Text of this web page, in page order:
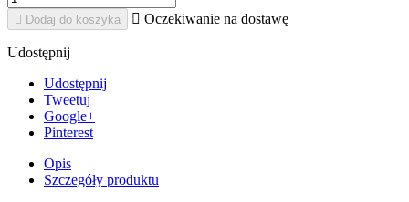
 Dodaj do koszyka  Oczekiwanie na dostawę
Udostępnij
Udostępnij
Tweetuj
Google+
Pinterest
Opis
Szczegóły produktu